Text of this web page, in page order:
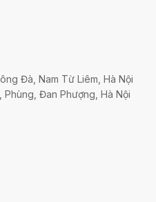
Đà, Nam Từ Liêm, Hà Nội
Phùng, Đan Phượng, Hà Nội